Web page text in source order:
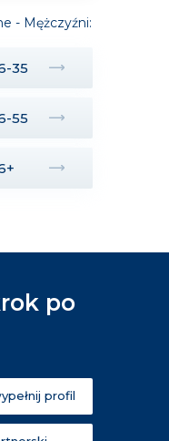
- Mężczyźni:
35
55
po
profil